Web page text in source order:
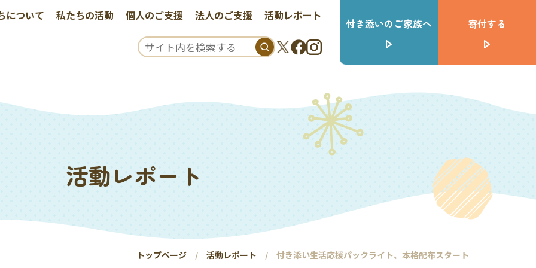
について 私たちの活動 個人のご支援 法人のご支援 活動レポート
付き添いのご家族へ 寄付する
活動レポート
トップページ 活動レポート 付き添い生活応援パックライト、本格配布スタート